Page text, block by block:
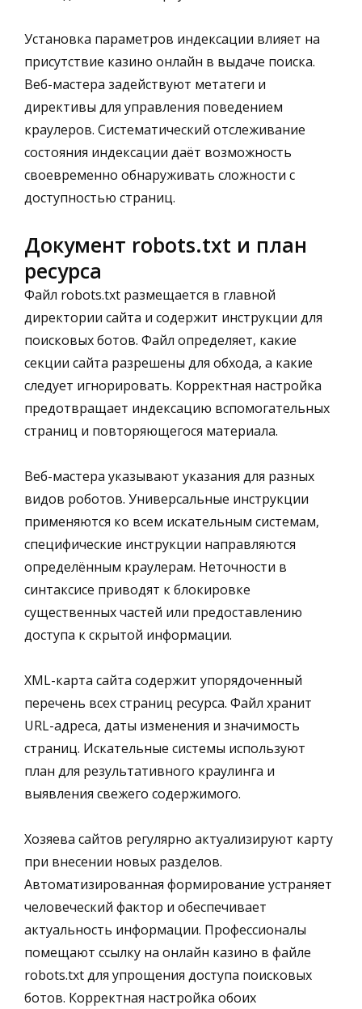
Установка параметров индексации влияет на
присутствие казино онлайн в выдаче поиска.
Веб-мастера задействуют метатеги и
директивы для управления поведением
краулеров. Систематический отслеживание
состояния индексации даёт возможность
своевременно обнаруживать сложности с
доступностью страниц.
Документ robots.txt и план
ресурса
Файл robots.txt размещается в главной
директории сайта и содержит инструкции для
поисковых ботов. Файл определяет, какие
секции сайта разрешены для обхода, а какие
следует игнорировать. Корректная настройка
предотвращает индексацию вспомогательных
страниц и повторяющегося материала.
Веб-мастера указывают указания для разных
видов роботов. Универсальные инструкции
применяются ко всем искательным системам,
специфические инструкции направляются
определённым краулерам. Неточности в
синтаксисе приводят к блокировке
существенных частей или предоставлению
доступа к скрытой информации.
XML-карта сайта содержит упорядоченный
перечень всех страниц ресурса. Файл хранит
URL-адреса, даты изменения и значимость
страниц. Искательные системы используют
план для результативного краулинга и
выявления свежего содержимого.
Хозяева сайтов регулярно актуализируют карту
при внесении новых разделов.
Автоматизированная формирование устраняет
человеческий фактор и обеспечивает
актуальность информации. Профессионалы
помещают ссылку на онлайн казино в файле
robots.txt для упрощения доступа поисковых
ботов. Корректная настройка обоих